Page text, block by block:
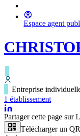
Espace agent
Entreprise
1 établissement
Partager cette page sur
Télécharger un